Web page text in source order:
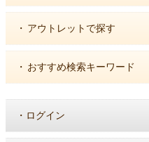
・ アウトレットで探す
・ おすすめ検索キーワード
・ ログイン